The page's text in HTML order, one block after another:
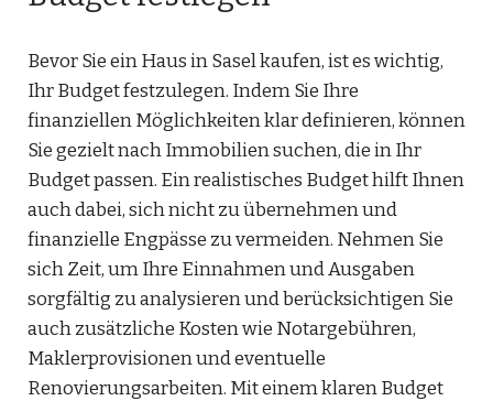
Bevor Sie ein Haus in Sasel kaufen, ist es wichtig,
Ihr Budget festzulegen. Indem Sie Ihre
finanziellen Möglichkeiten klar definieren, können
Sie gezielt nach Immobilien suchen, die in Ihr
Budget passen. Ein realistisches Budget hilft Ihnen
auch dabei, sich nicht zu übernehmen und
finanzielle Engpässe zu vermeiden. Nehmen Sie
sich Zeit, um Ihre Einnahmen und Ausgaben
sorgfältig zu analysieren und berücksichtigen Sie
auch zusätzliche Kosten wie Notargebühren,
Maklerprovisionen und eventuelle
Renovierungsarbeiten. Mit einem klaren Budget